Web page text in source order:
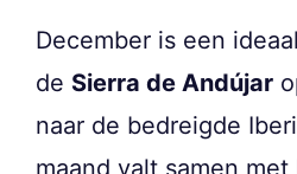
December is een
de Sierra de Andújar
naar de bedreigde